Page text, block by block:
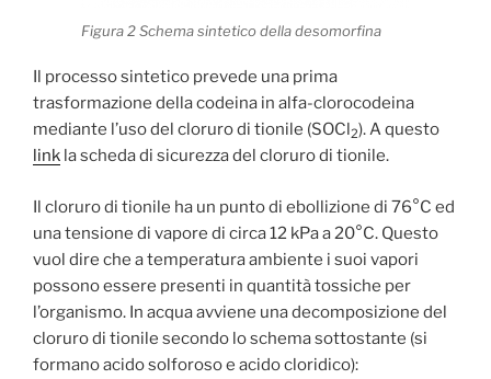
Figura 2 Schema sintetico della desomorfina
Il processo sintetico prevede una prima
trasformazione della codeina in alfa-clorocodeina
mediante l’uso del cloruro di tionile (SOCl2). A questo
link la scheda di sicurezza del cloruro di tionile.
Il cloruro di tionile ha un punto di ebollizione di 76°C ed
una tensione di vapore di circa 12 kPa a 20°C. Questo
vuol dire che a temperatura ambiente i suoi vapori
possono essere presenti in quantità tossiche per
l’organismo. In acqua avviene una decomposizione del
cloruro di tionile secondo lo schema sottostante (si
formano acido solforoso e acido cloridico):